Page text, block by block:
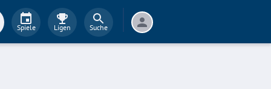
Spiele Ligen Suche